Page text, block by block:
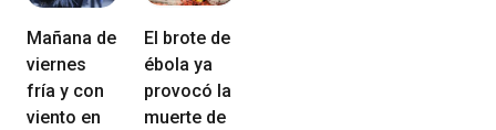
Mañana de
viernes
fría y con
viento en
El brote de
ébola ya
provocó la
muerte de